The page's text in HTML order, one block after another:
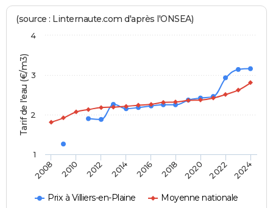
Tarif de l'eau (€/m3)
(source : Linternaute.com d'après l'ONSEA)
Prix à Villiers-en-Plaine Moyenne nationale
2008 2010 2012 2014 2016 2018 2020 2022 2024
1
2
3
4